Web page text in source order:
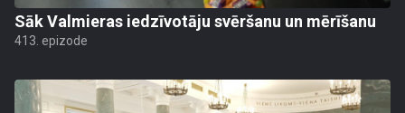
Sāk Valmieras iedzīvotāju svēršanu un mērīšanu
413. epizode